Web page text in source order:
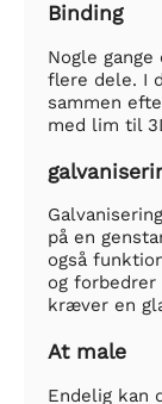
Binding
Nogle
flere dele. I
sammen
med lim til
på en
også
og forbedrer
kræver en
At male
Endelig kan